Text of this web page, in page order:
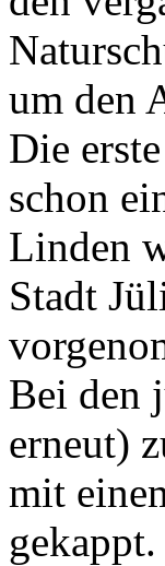
um den
Die
schon
Linden
Stadt
Bei den
erneut)
mit